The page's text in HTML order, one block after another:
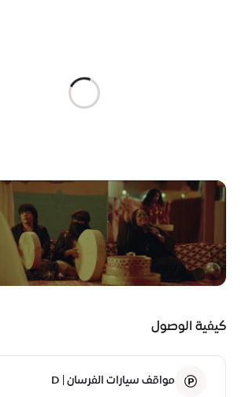
كيفية الوصول
مواقف سيارات الفرسان | D